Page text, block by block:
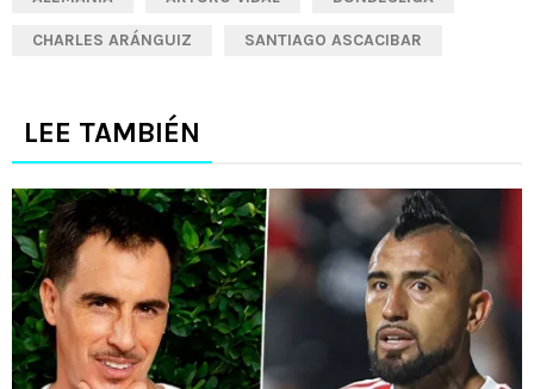
CHARLES ARÁNGUIZ SANTIAGO ASCACIBAR
LEE TAMBIÉN